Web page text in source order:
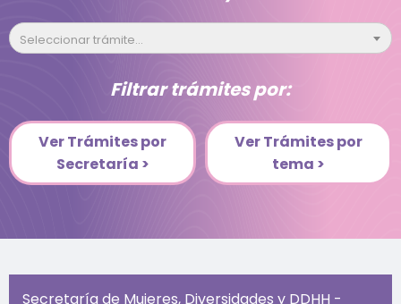
Seleccionar trámite...
Filtrar trámites por:
Ver Trámites por
Secretaría >
Ver Trámites por
tema >
Secretaría de Mujeres, Diversidades y DDHH -